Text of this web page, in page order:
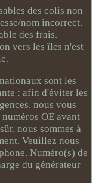
des colis non
nom incorrect.
des frais.
vers les îles n'est
sont les
: afin d'éviter les
nous vous
OE avant
nous sommes à
Veuillez nous
Numéro(s) de
du générateur